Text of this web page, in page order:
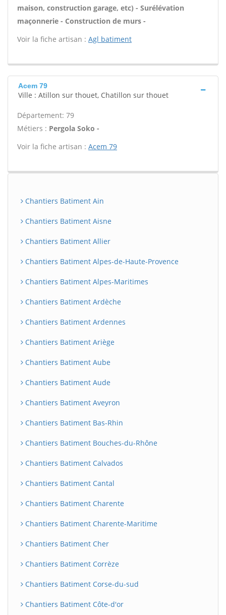
maison, construction garage, etc) - Surélévation
maçonnerie - Construction de murs -
Voir la fiche artisan : Agl batiment
Acem 79
Ville : Atillon sur thouet, Chatillon sur thouet
Département: 79
Métiers : Pergola Soko -
Voir la fiche artisan : Acem 79
Chantiers Batiment Ain
Chantiers Batiment Aisne
Chantiers Batiment Allier
Chantiers Batiment Alpes-de-Haute-Provence
Chantiers Batiment Alpes-Maritimes
Chantiers Batiment Ardèche
Chantiers Batiment Ardennes
Chantiers Batiment Ariège
Chantiers Batiment Aube
Chantiers Batiment Aude
Chantiers Batiment Aveyron
Chantiers Batiment Bas-Rhin
Chantiers Batiment Bouches-du-Rhône
Chantiers Batiment Calvados
Chantiers Batiment Cantal
Chantiers Batiment Charente
Chantiers Batiment Charente-Maritime
Chantiers Batiment Cher
Chantiers Batiment Corrèze
Chantiers Batiment Corse-du-sud
Chantiers Batiment Côte-d'or